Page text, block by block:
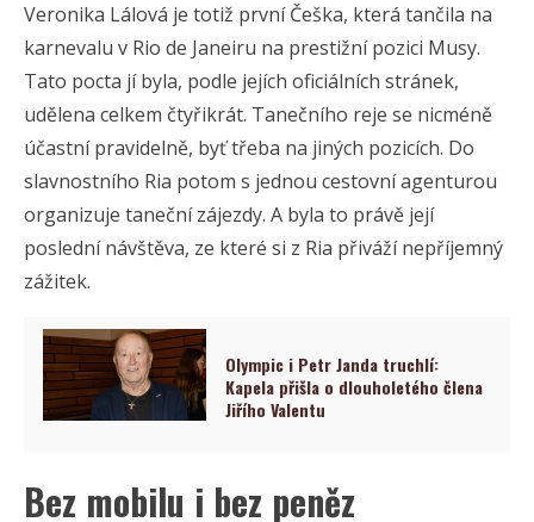
Veronika Lálová je totiž první Češka, která tančila na
karnevalu v Rio de Janeiru na prestižní pozici Musy.
Tato pocta jí byla, podle jejích oficiálních stránek,
udělena celkem čtyřikrát. Tanečního reje se nicméně
účastní pravidelně, byť třeba na jiných pozicích. Do
slavnostního Ria potom s jednou cestovní agenturou
organizuje taneční zájezdy. A byla to právě její
poslední návštěva, ze které si z Ria přiváží nepříjemný
zážitek.
Olympic i Petr Janda truchlí:
Kapela přišla o dlouholetého člena
Jiřího Valentu
Bez mobilu i bez peněz